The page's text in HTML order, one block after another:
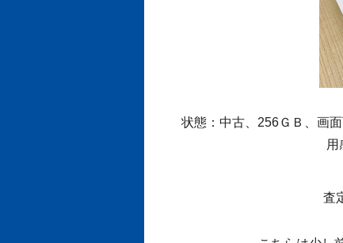
状態：中古、256ＧＢ、画
用
査